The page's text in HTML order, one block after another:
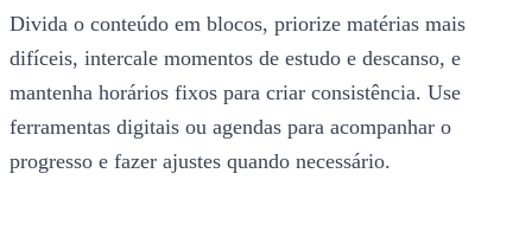
Divida o conteúdo em blocos, priorize matérias mais
difíceis, intercale momentos de estudo e descanso, e
mantenha horários fixos para criar consistência. Use
ferramentas digitais ou agendas para acompanhar o
progresso e fazer ajustes quando necessário.